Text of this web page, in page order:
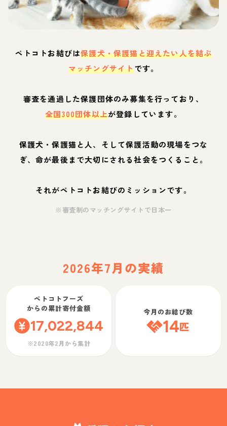
ペトコトお結びは保護犬・保護猫と迎えたい人を結ぶ
マッチングサイトです。
審査を通過した保護団体のみ募集を行っており、
全国300団体以上が登録しています。
保護犬・保護猫と人、そして保護活動の現場をつな
ぎ、命が最後まで大切にされる社会をつくること。
それがペトコトお結びのミッションです。
※審査制のマッチングサイトで日本一
2026年7月の実績
ペトコトフーズ
からの累計寄付金額
17,022,844
※2020年2月から集計
今月のお結び数
14匹